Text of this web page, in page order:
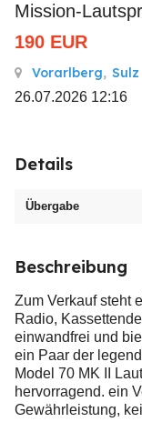
Mission-
190 EUR
Vorarlberg, Sulz
26.07.2026 12:16
Details
Übergabe
Beschreibung
Zum Verkauf steht
Radio,
einwandfrei und
ein Paar der
Model 70 MK II
hervorragend. ein
Gewährleistung,